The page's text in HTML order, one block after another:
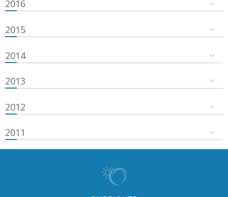
2016
2015
2014
2013
2012
2011